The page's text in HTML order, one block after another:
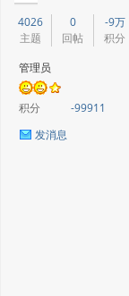
4026
主题
0
回帖
-9万
积分
管理员
积分
-99911
发消息